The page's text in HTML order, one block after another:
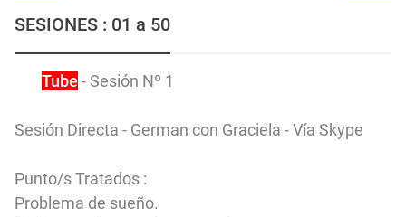
SESIONES : 01 a 50
Tube - Sesión Nº 1
Sesión Directa - German con Graciela - Vía Skype
Punto/s Tratados :
Problema de sueño.